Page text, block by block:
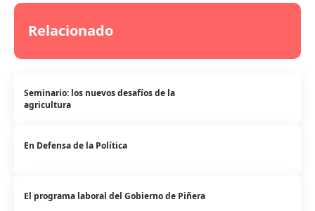
Relacionado
Seminario: los nuevos desafíos de la
agricultura
En Defensa de la Política
El programa laboral del Gobierno de Piñera